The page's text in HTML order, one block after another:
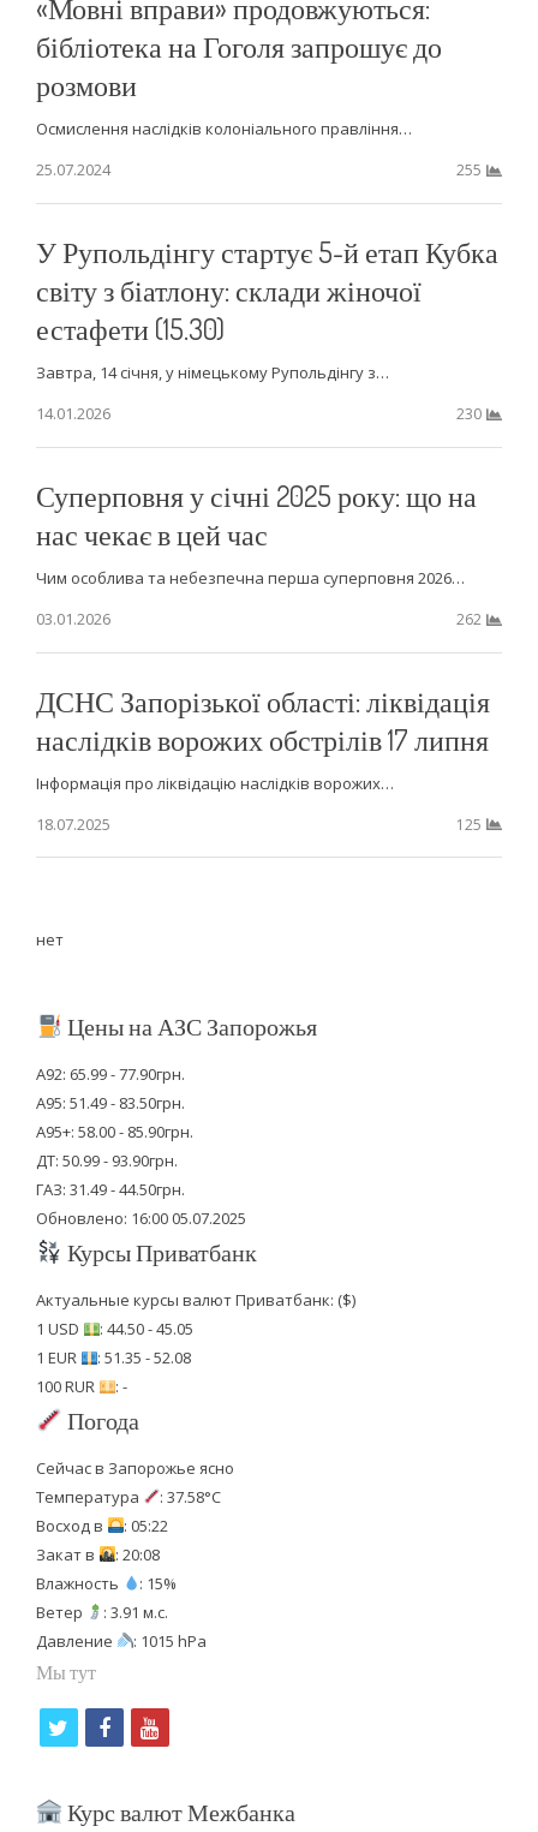
«Мовні вправи» продовжуються:
бібліотека на Гоголя запрошує до
розмови
Осмислення наслідків колоніального правління…
25.07.2024
255
У Рупольдінгу стартує 5-й етап Кубка
світу з біатлону: склади жіночої
естафети (15.30)
Завтра, 14 січня, у німецькому Рупольдінгу з…
14.01.2026
230
Суперповня у січні 2025 року: що на
нас чекає в цей час
Чим особлива та небезпечна перша суперповня 2026…
03.01.2026
262
ДСНС Запорізької області: ліквідація
наслідків ворожих обстрілів 17 липня
Інформація про ліквідацію наслідків ворожих…
18.07.2025
125
нет
Цены на АЗС Запорожья
А92: 65.99 - 77.90грн.
А95: 51.49 - 83.50грн.
А95+: 58.00 - 85.90грн.
ДТ: 50.99 - 93.90грн.
ГАЗ: 31.49 - 44.50грн.
Обновлено: 16:00 05.07.2025
Курсы Приватбанк
Актуальные курсы валют Приватбанк: ($)
1 USD
: 44.50 - 45.05
1 EUR
: 51.35 - 52.08
100 RUR
: -
Погода
Сейчас в Запорожье ясно
Температура
: 37.58°C
Восход в
: 05:22
Закат в
: 20:08
Влажность
: 15%
Ветер
: 3.91 м.с.
Давление
: 1015 hPa
Мы тут
i
f
c
y
u
Курс валют Межбанка